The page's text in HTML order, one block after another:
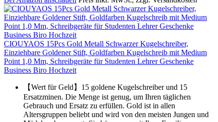
CIOUYAOS 15Pcs Gold Metall Schwarzer Kugelschreiber,
Einziehbare Goldener Stift, Goldfarben Kugelschreib mit Medium
Point 1,0 Mm, Schreibgeräte für Studenten Lehrer Geschenke
Business Biro Hochzeit
【Wert für Geld】15 goldene Kugelschreiber und 15
Ersatzminen. Die Menge ist genug, um Ihren täglichen
Gebrauch und Ersatz zu erfüllen. Gold ist in allen
Altersgruppen beliebt und wird von den meisten Jungen und